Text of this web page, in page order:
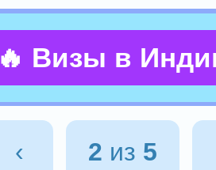
🔥 Визы в
‹ 2 из 5